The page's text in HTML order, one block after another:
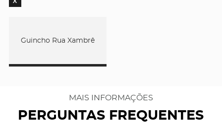
Guincho Rua Xambrê
MAIS INFORMAÇÕES
PERGUNTAS FREQUENTES